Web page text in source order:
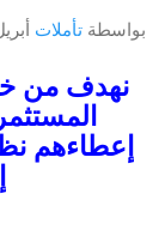
بواسطة تأملات أبريل
نهدف من
إعطاءهم